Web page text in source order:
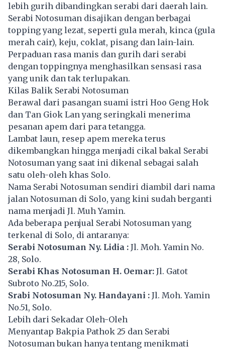
lebih gurih dibandingkan serabi dari daerah lain.
Serabi Notosuman disajikan dengan berbagai
topping yang lezat, seperti gula merah, kinca (gula
merah cair), keju, coklat, pisang dan lain-lain.
Perpaduan rasa manis dan gurih dari serabi
dengan toppingnya menghasilkan sensasi rasa
yang unik dan tak terlupakan.
Kilas Balik Serabi Notosuman
Berawal dari pasangan suami istri Hoo Geng Hok
dan Tan Giok Lan yang seringkali menerima
pesanan apem dari para tetangga.
Lambat laun, resep apem mereka terus
dikembangkan hingga menjadi cikal bakal Serabi
Notosuman yang saat ini dikenal sebagai salah
satu oleh-oleh khas Solo.
Nama Serabi Notosuman sendiri diambil dari nama
jalan Notosuman di Solo, yang kini sudah berganti
nama menjadi Jl. Muh Yamin.
Ada beberapa penjual Serabi Notosuman yang
terkenal di Solo, di antaranya:
Serabi Notosuman Ny. Lidia : Jl. Moh. Yamin No.
28, Solo.
Serabi Khas Notosuman H. Oemar: Jl. Gatot
Subroto No.215, Solo.
Srabi Notosuman Ny. Handayani : Jl. Moh. Yamin
No.51, Solo.
Lebih dari Sekadar Oleh-Oleh
Menyantap Bakpia Pathok 25 dan Serabi
Notosuman bukan hanya tentang menikmati